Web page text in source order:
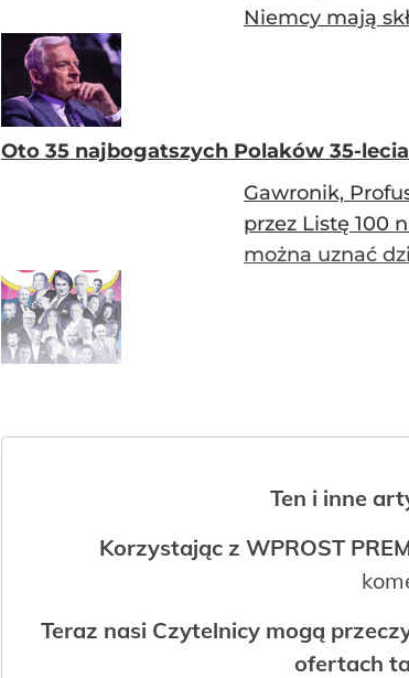
Niemcy mają
Oto 35 najbogatszych Polaków 35-
Gawronik,
przez Listę 100
można uznać
Ten i inne
Korzystając z WPROST
Teraz nasi Czytelnicy mogą
ofertach